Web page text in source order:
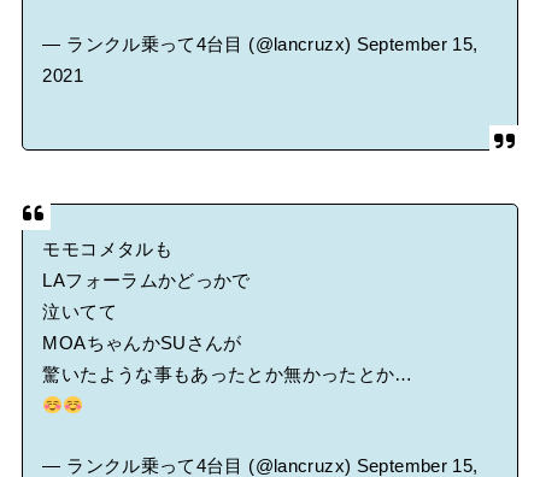
— ランクル乗って4台目 (@lancruzx) September 15,
2021
モモコメタルも
LAフォーラムかどっかで
泣いてて
MOAちゃんかSUさんが
驚いたような事もあったとか無かったとか…
— ランクル乗って4台目 (@lancruzx) September 15,